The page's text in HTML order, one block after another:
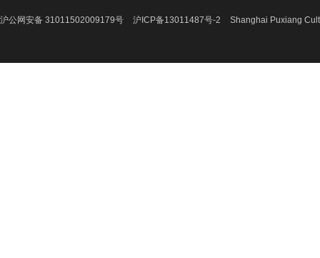
沪公网安备 31011502009179号 沪ICP备13011487号-2 Shanghai Puxiang